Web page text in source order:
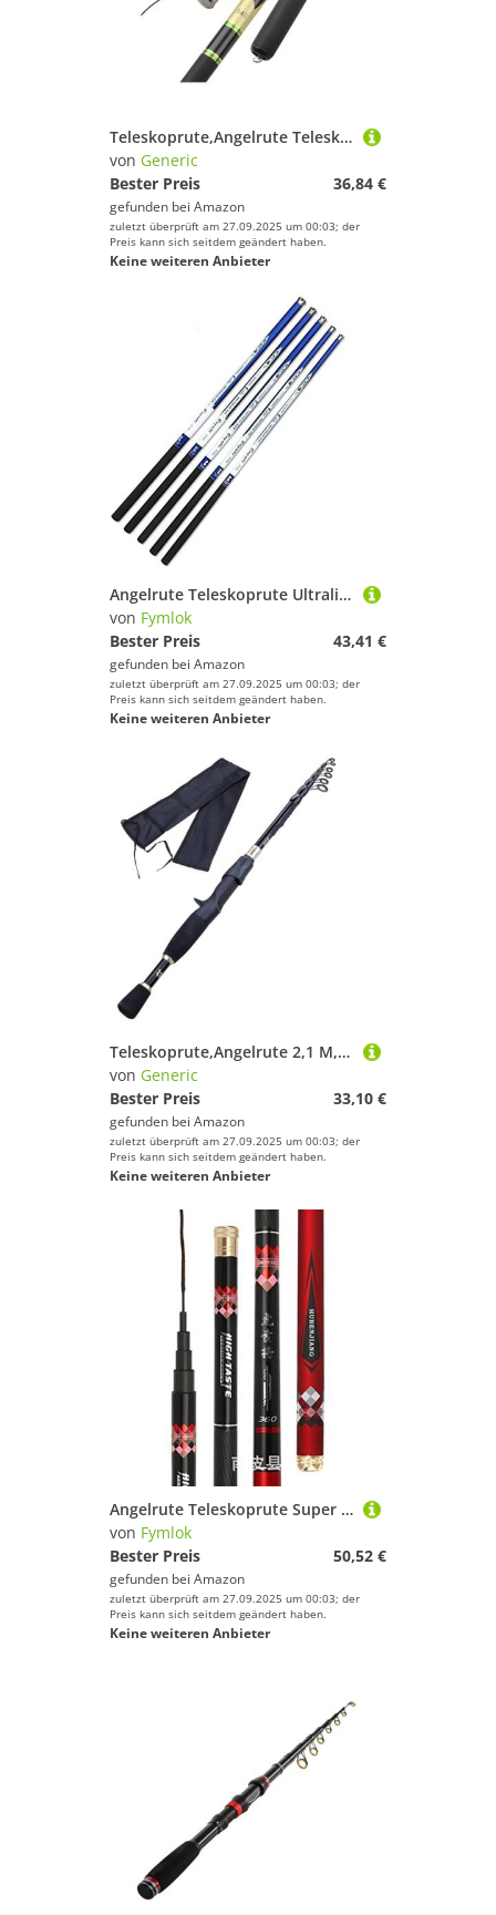
Teleskoprute,Angelrute Teleskop-Ultraleicht-Hartstange for Bach-Süßwasser-Karpfenstange(630cm)
von Generic
Bester Preis
36,84 €
gefunden bei Amazon
zuletzt überprüft am 27.09.2025 um 00:03; der
Preis kann sich seitdem geändert haben.
Keine weiteren Anbieter
Angelrute Teleskoprute Ultralight super-Harte 3.6 4.5 7.2 Meter Stream-Hand Pol Carbon-Faser-Casting Teleskopangelrute(5.4 m)
von Fymlok
Bester Preis
43,41 €
gefunden bei Amazon
zuletzt überprüft am 27.09.2025 um 00:03; der
Preis kann sich seitdem geändert haben.
Keine weiteren Anbieter
Teleskoprute,Angelrute 2,1 M,4 Teleskop Angelrute Ultraleicht Gewicht Rod Casting Carbon Faser Tackle(Black,1 8 m)
von Generic
Bester Preis
33,10 €
gefunden bei Amazon
zuletzt überprüft am 27.09.2025 um 00:03; der
Preis kann sich seitdem geändert haben.
Keine weiteren Anbieter
Angelrute Teleskoprute Super Hard Powerful Hand Pole Teleskop Angelrute Carbon Fiber Süßwasser Karpfen Fishing3.6m, 4,5 M, 6.30mVboni(Red,5.4m 19 Hardness)
von Fymlok
Bester Preis
50,52 €
gefunden bei Amazon
zuletzt überprüft am 27.09.2025 um 00:03; der
Preis kann sich seitdem geändert haben.
Keine weiteren Anbieter